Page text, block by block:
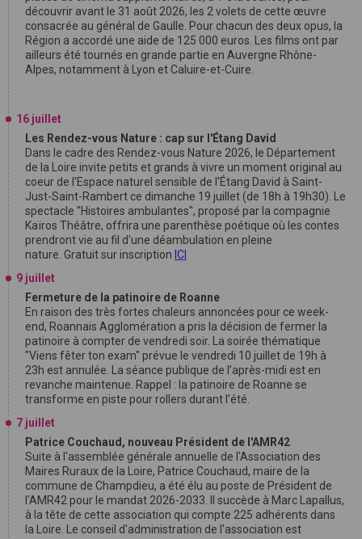
découvrir avant le 31 août 2026, les 2 volets de cette œuvre
consacrée au général de Gaulle. Pour chacun des deux opus, la
Région a accordé une aide de 125 000 euros. Les films ont par
ailleurs été tournés en grande partie en Auvergne Rhône-
Alpes, notamment à Lyon et Caluire-et-Cuire.
16 juillet
Les Rendez-vous Nature : cap sur l'Étang David
Dans le cadre des Rendez-vous Nature 2026, le Département
de la Loire invite petits et grands à vivre un moment original au
coeur de l'Espace naturel sensible de l'Étang David à Saint-
Just-Saint-Rambert ce dimanche 19 juillet (de 18h à 19h30). Le
spectacle "Histoires ambulantes", proposé par la compagnie
Kaïros Théâtre, offrira une parenthèse poétique où les contes
prendront vie au fil d'une déambulation en pleine
nature. Gratuit sur inscription ICI
9 juillet
Fermeture de la patinoire de Roanne
En raison des très fortes chaleurs annoncées pour ce week-
end, Roannais Agglomération a pris la décision de fermer la
patinoire à compter de vendredi soir. La soirée thématique
"Viens fêter ton exam" prévue le vendredi 10 juillet de 19h à
23h est annulée. La séance publique de l’après-midi est en
revanche maintenue. Rappel : la patinoire de Roanne se
transforme en piste pour rollers durant l'été.
7 juillet
Patrice Couchaud, nouveau Président de l'AMR42
Suite à l'assemblée générale annuelle de l'Association des
Maires Ruraux de la Loire, Patrice Couchaud, maire de la
commune de Champdieu, a été élu au poste de Président de
l'AMR42 pour le mandat 2026-2033. Il succède à Marc Lapallus,
à la tête de cette association qui compte 225 adhérents dans
la Loire. Le conseil d'administration de l'association est